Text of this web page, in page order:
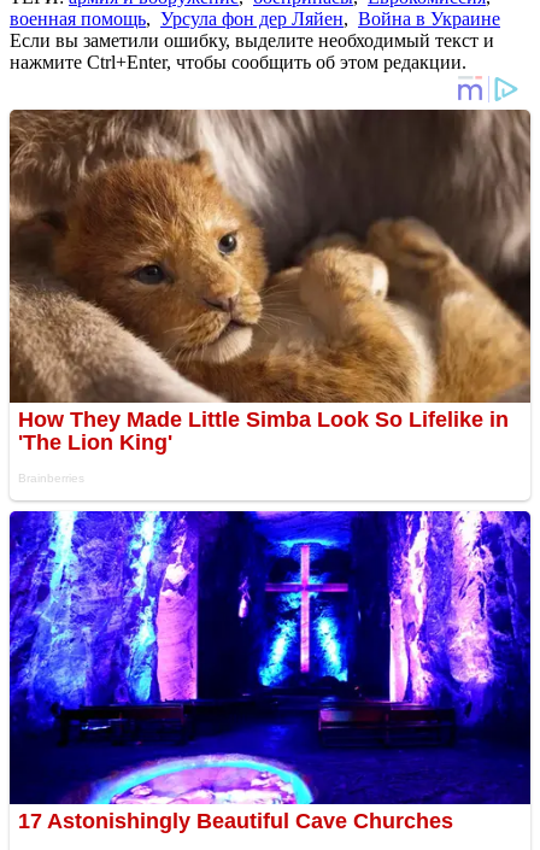
военная помощь, Урсула фон дер Ляйен, Война в Украине
Если вы заметили ошибку, выделите необходимый текст и
нажмите Ctrl+Enter, чтобы сообщить об этом редакции.